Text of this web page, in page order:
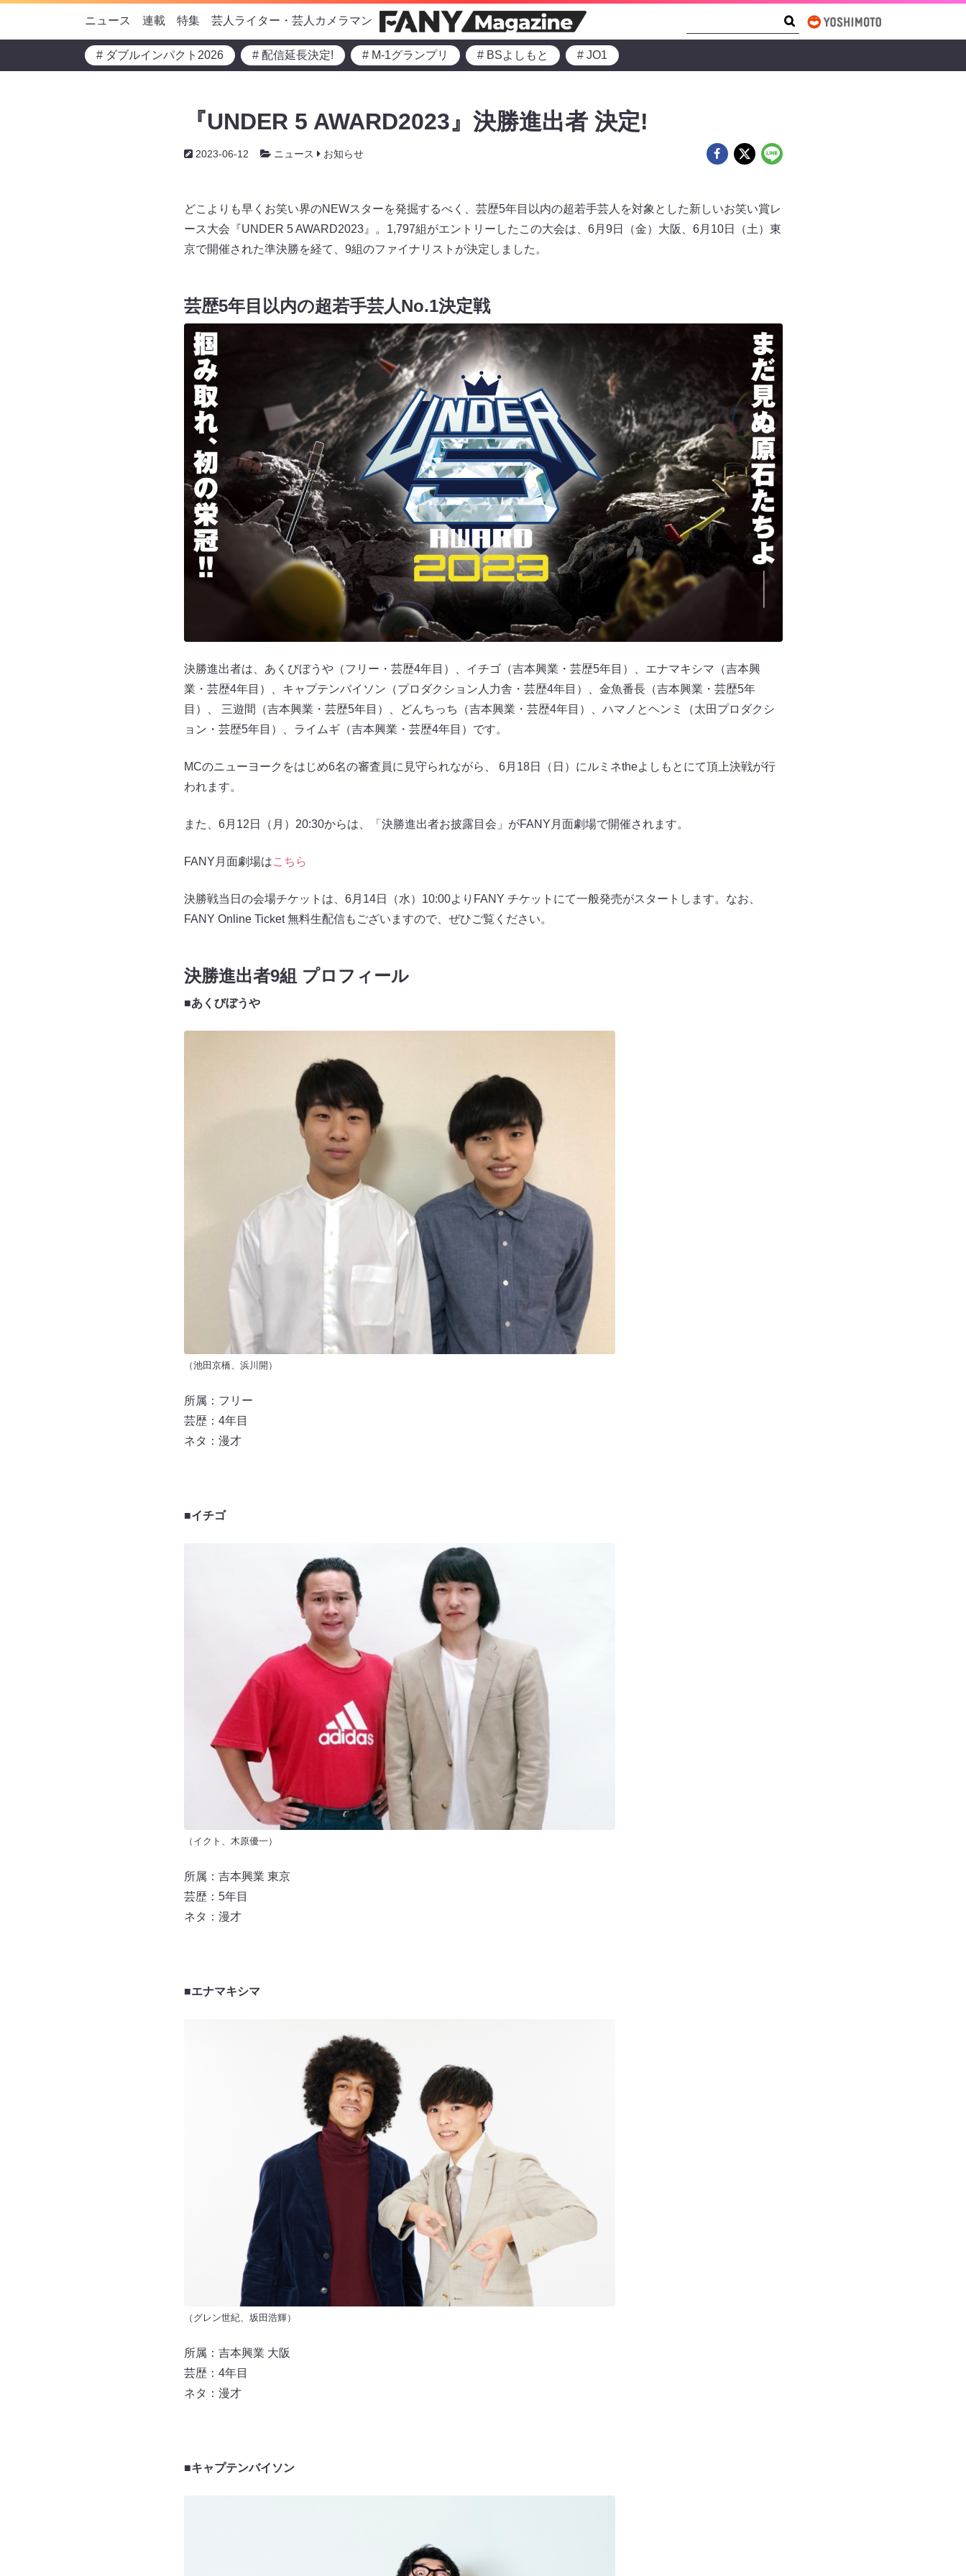
ニュース 連載 特集 芸人ライター・芸人カメラマン
# ダブルインパクト2026 # 配信延長決定! # M-1グランプリ # BSよしもと # JO1
『UNDER 5 AWARD2023』決勝進出者 決定!
2023-06-12 ニュース お知らせ
どこよりも早くお笑い界のNEWスターを発掘するべく、芸歴5年目以内の超若手芸人を対象とした新しいお笑い賞レ
ース大会『UNDER 5 AWARD2023』。1,797組がエントリーしたこの大会は、6月9日（金）大阪、6月10日（土）東
京で開催された準決勝を経て、9組のファイナリストが決定しました。
芸歴5年目以内の超若手芸人No.1決定戦
決勝進出者は、あくびぼうや（フリー・芸歴4年目）、イチゴ（吉本興業・芸歴5年目）、エナマキシマ（吉本興
業・芸歴4年目）、キャプテンバイソン（プロダクション人力舎・芸歴4年目）、金魚番長（吉本興業・芸歴5年
目）、 三遊間（吉本興業・芸歴5年目）、どんちっち（吉本興業・芸歴4年目）、ハマノとヘンミ（太田プロダクシ
ョン・芸歴5年目）、ライムギ（吉本興業・芸歴4年目）です。
MCのニューヨークをはじめ6名の審査員に見守られながら、 6月18日（日）にルミネtheよしもとにて頂上決戦が行
われます。
また、6月12日（月）20:30からは、「決勝進出者お披露目会」がFANY月面劇場で開催されます。
FANY月面劇場はこちら
決勝戦当日の会場チケットは、6月14日（水）10:00よりFANY チケットにて一般発売がスタートします。なお、
FANY Online Ticket 無料生配信もございますので、ぜひご覧ください。
決勝進出者9組 プロフィール
■あくびぼうや
（池田京橋、浜川開）
所属：フリー
芸歴：4年目
ネタ：漫才
■イチゴ
（イクト、木原優一）
所属：吉本興業 東京
芸歴：5年目
ネタ：漫才
■エナマキシマ
（グレン世紀、坂田浩輝）
所属：吉本興業 大阪
芸歴：4年目
ネタ：漫才
■キャプテンバイソン